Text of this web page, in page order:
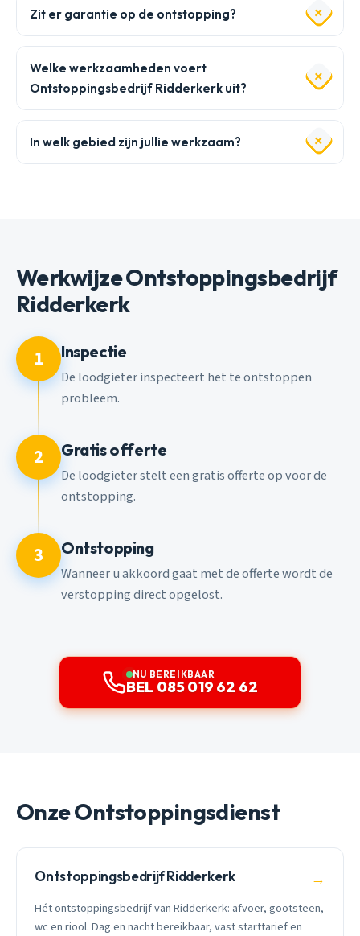
Zit er garantie op de ontstopping?
Welke werkzaamheden voert
Ontstoppingsbedrijf Ridderkerk uit?
In welk gebied zijn jullie werkzaam?
Werkwijze Ontstoppingsbedrijf
Ridderkerk
1 Inspectie
De loodgieter inspecteert het te ontstoppen
probleem.
2 Gratis offerte
De loodgieter stelt een gratis offerte op voor de
ontstopping.
3 Ontstopping
Wanneer u akkoord gaat met de offerte wordt de
verstopping direct opgelost.
NU BEREIKBAAR
BEL 085 019 62 62
Onze Ontstoppingsdienst
Ontstoppingsbedrijf Ridderkerk →
Hét ontstoppingsbedrijf van Ridderkerk: afvoer, gootsteen,
wc en riool. Dag en nacht bereikbaar, vast starttarief en